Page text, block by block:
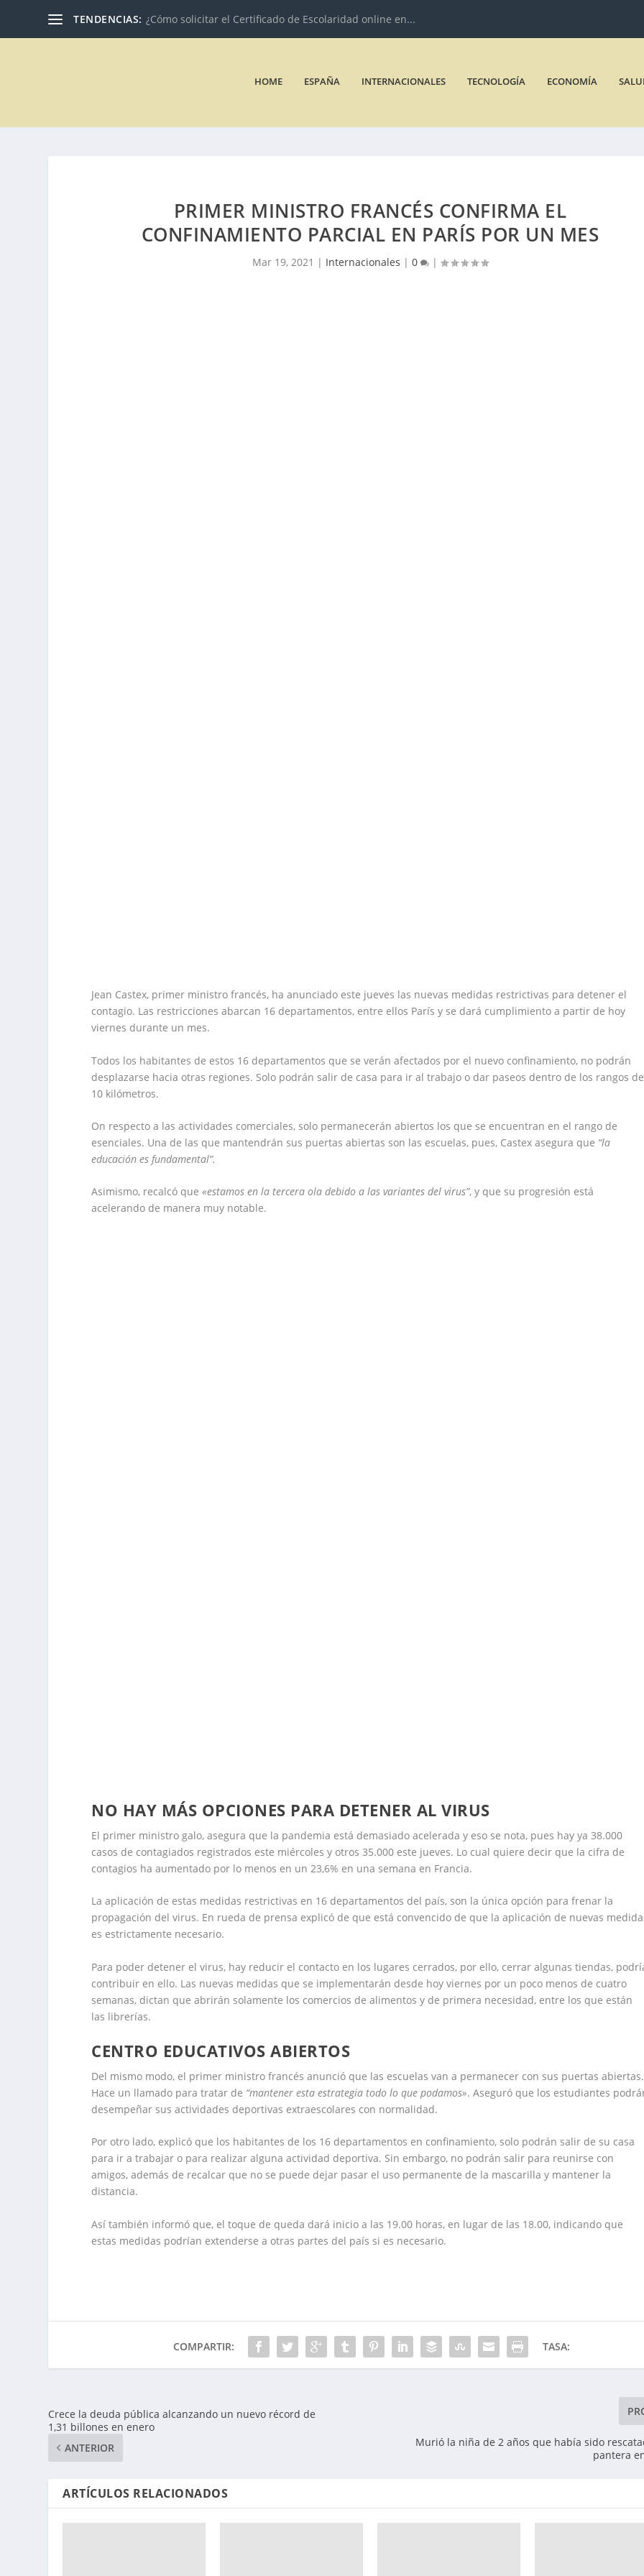
TENDENCIAS: ¿Cómo solicitar el Certificado de Escolaridad online en...
HOME ESPAÑA INTERNACIONALES TECNOLOGÍA ECONOMÍA
PRIMER MINISTRO FRANCÉS CONFIRMA EL
CONFINAMIENTO PARCIAL EN PARÍS POR UN MES
Mar 19, 2021 | Internacionales | 0 |
Jean Castex, primer ministro francés, ha anunciado este jueves las nuevas medidas restrictivas para detener el
contagio. Las restricciones abarcan 16 departamentos, entre ellos París y se dará cumplimiento a partir de hoy
viernes durante un mes.
Todos los habitantes de estos 16 departamentos que se verán afectados por el nuevo confinamiento, no podrán
desplazarse hacia otras regiones. Solo podrán salir de casa para ir al trabajo o dar paseos dentro de los rangos de
10 kilómetros.
On respecto a las actividades comerciales, solo permanecerán abiertos los que se encuentran en el rango de
esenciales. Una de las que mantendrán sus puertas abiertas son las escuelas, pues, Castex asegura que “la
educación es fundamental”.
Asimismo, recalcó que«estamos en la tercera ola debido a las variantes del virus”, y que su progresión está
acelerando de manera muy notable.
NO HAY MÁS OPCIONES PARA DETENER AL VIRUS
El primer ministro galo, asegura que la pandemia está demasiado acelerada y eso se nota, pues hay ya 38.000
casos de contagiados registrados este miércoles y otros 35.000 este jueves. Lo cual quiere decir que la cifra de
contagios ha aumentado por lo menos en un 23,6% en una semana en Francia.
La aplicación de estas medidas restrictivas en 16 departamentos del país, son la única opción para frenar la
propagación del virus. En rueda de prensa explicó de que está convencido de que la aplicación de nuevas
es estrictamente necesario.
Para poder detener el virus, hay reducir el contacto en los lugares cerrados, por ello, cerrar algunas tiendas,
contribuir en ello. Las nuevas medidas que se implementarán desde hoy viernes por un poco menos de cuatro
semanas, dictan que abrirán solamente los comercios de alimentos y de primera necesidad, entre los que están
las librerías.
CENTRO EDUCATIVOS ABIERTOS
Del mismo modo, el primer ministro francés anunció que las escuelas van a permanecer con sus puertas abiertas.
Hace un llamado para tratar de “mantener esta estrategia todo lo que podamos». Aseguró que los estudiantes
desempeñar sus actividades deportivas extraescolares con normalidad.
Por otro lado, explicó que los habitantes de los 16 departamentos en confinamiento, solo podrán salir de su casa
para ir a trabajar o para realizar alguna actividad deportiva. Sin embargo, no podrán salir para reunirse con
amigos, además de recalcar que no se puede dejar pasar el uso permanente de la mascarilla y mantener la
distancia.
Así también informó que, el toque de queda dará inicio a las 19.00 horas, en lugar de las 18.00, indicando que
estas medidas podrían extenderse a otras partes del país si es necesario.
COMPARTIR: TASA:
Crece la deuda pública alcanzando un nuevo récord de
1,31 billones en enero
ANTERIOR
Murió la niña de 2 años que había sido
pantera
ARTÍCULOS RELACIONADOS